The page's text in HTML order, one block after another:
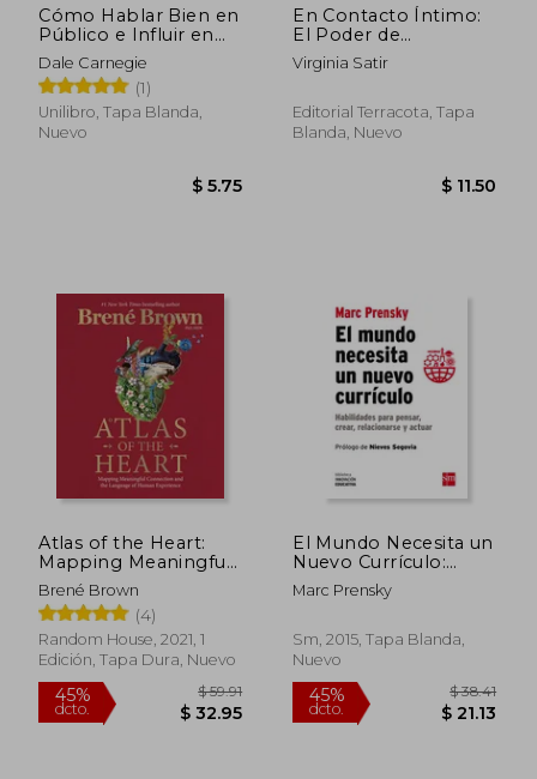
45%
dcto.
Cómo Hablar Bien en
Público e Influir en
los Hombres de
Negocios
Dale Carnegie
(1)
Unilibro, Tapa Blanda,
Nuevo
En Contacto Íntimo:
El Poder de
Comprenderte a ti
Mismo y a los Demás
Virginia Satir
Editorial Terracota, Tapa
Blanda, Nuevo
Atlas of the Heart:
Mapping Meaningful
Connection and the
Language of Human
Experience (en
Inglés)
Brené Brown
(4)
Random House, 2021, 1
Edición, Tapa Dura, Nuevo
El Mundo Necesita un
Nuevo Currículo:
Habilidades Para
Pensar, Crear,
Marc Prensky
Sm, 2015, Tapa Blanda,
Nuevo